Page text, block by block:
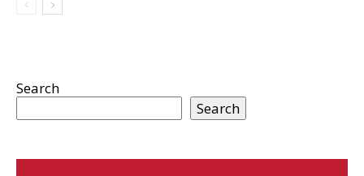
Search
Search